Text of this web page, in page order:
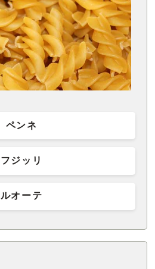
ペンネ
フジッリ
ルオーテ